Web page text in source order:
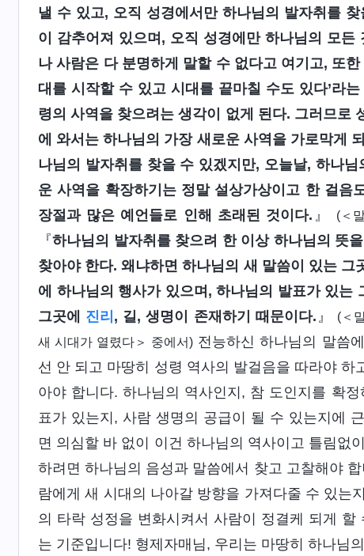
낼 수 있고, 오직 성경에서만 하나님의 발자취를
이 감추어져 있으며, 오직 성경에만 하나님의 모
나 사람은 다 분명하게 말할 수 없다고 여기고, 또
대를 시작할 수 있고 시대를 끝마칠 수도 있다’라
령의 사역을 찾으려는 생각이 없게 된다. 그러므로
에 와서는 하나님의 가장 새로운 사역을 가로막게
나님의 발자취를 찾을 수 있겠지만, 오늘날, 하나
운 사역을 확장하기는 정말 설상가상이고 한 걸
장절과 많은 예언들로 인해 초래된 것이다. 』 (＜
『하나님의 발자취를 찾으려 한 이상 하나님의 뜻
찾아야 한다. 왜냐하면 하나님의 새 말씀이 있는
에 하나님의 행사가 있으며, 하나님의 발표가 있는
그곳에 진리 , 길, 생명이 존재하기 때문이다. 』 (＜
새 시대가 열렸다＞ 중에서) 전능하신 하나님의 말씀
선 안 되고 마땅히 성령 역사의 발걸음을 따라야
아야 합니다. 하나님의 역사인지, 참 도인지를 확
표가 있는지, 사람 생명의 공급이 될 수 있는지에
면 의심할 바 없이 이건 하나님의 역사이고 틀림없
하려면 하나님의 음성과 말씀에서 찾고 고찰해야
람에게 새 시대의 나아갈 방향을 가져다줄 수 있는
의 타락 성정을 변화시켜서 사람이 정결케 되게
는 기준입니다! 형제자매님, 우리는 마땅히 하나님